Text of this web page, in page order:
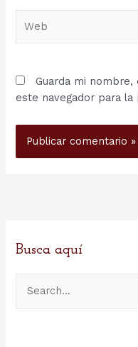
Guarda mi
este navegador para
Busca aquí